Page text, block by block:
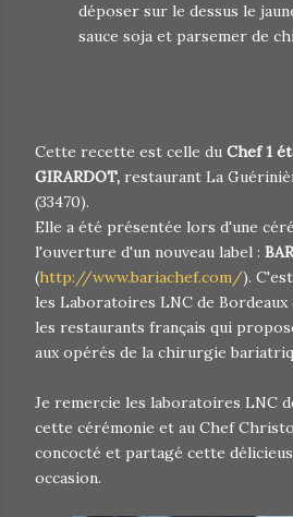
déposer sur le dessus le
sauce soja et parsemer de
Cette recette est celle du Chef 1
GIRARDOT, restaurant La
(33470).
Elle a été présentée lors d'une
l'ouverture d'un nouveau label :
(http://www.bariachef.com/).
les Laboratoires LNC de
les restaurants français qui
aux opérés de la chirurgie
Je remercie les laboratoires LNC
cette cérémonie et au Chef
concocté et partagé cette
occasion.